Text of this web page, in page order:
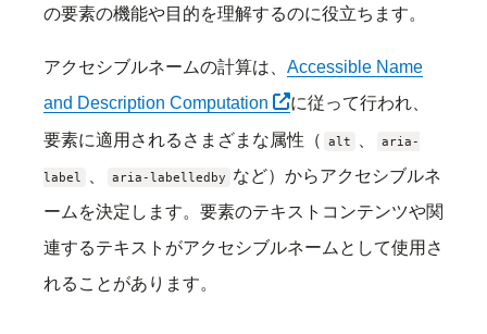
の要素の機能や目的を理解するのに役立ちます。
アクセシブルネームの計算は、 Accessible Name
and Description Computation
に従って行われ、
要素に適用されるさまざまな属性（ alt aria-
label aria-labelledby など）からアクセシブルネ
ームを決定します。要素のテキストコンテンツや関
連するテキストがアクセシブルネームとして使用さ
れることがあります。